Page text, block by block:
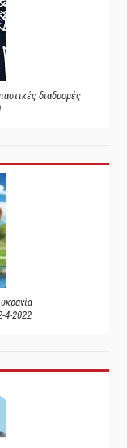
διαδρομές
4-2022